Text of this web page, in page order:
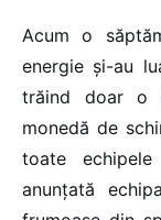
Acum o
energie și-au
trăind doar o
monedă de
toate
anunțată